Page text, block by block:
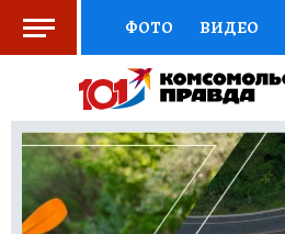
ФОТО ВИДЕО
СОЦПОДДЕРЖКА
ВЫБОР ЭКСПЕРТОВ
КНИЖНАЯ ПОЛКА